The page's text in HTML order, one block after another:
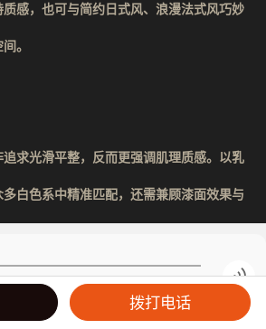
感，也可与简约日式风、浪漫法式风巧妙
。
求光滑平整，反而更强调肌理质感。以乳
白色系中精准匹配，还需兼顾漆面效果与
都是营造氛围的理想之选。
拨打电话